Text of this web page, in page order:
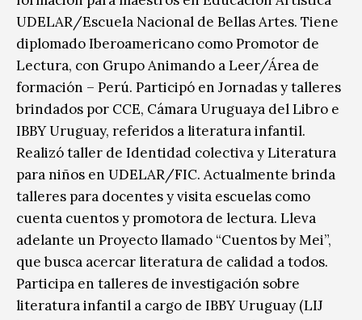
UDELAR/Escuela Nacional de Bellas Artes. Tiene
diplomado Iberoamericano como Promotor de
Lectura, con Grupo Animando a Leer/Área de
formación – Perú. Participó en Jornadas y talleres
brindados por CCE, Cámara Uruguaya del Libro e
IBBY Uruguay, referidos a literatura infantil.
Realizó taller de Identidad colectiva y Literatura
para niños en UDELAR/FIC. Actualmente brinda
talleres para docentes y visita escuelas como
cuenta cuentos y promotora de lectura. Lleva
adelante un Proyecto llamado “Cuentos by Mei”,
que busca acercar literatura de calidad a todos.
Participa en talleres de investigación sobre
literatura infantil a cargo de IBBY Uruguay (LIJ